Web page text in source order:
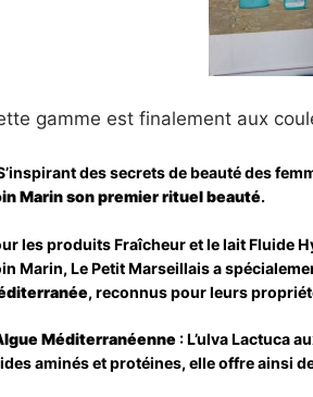
gamme est finalement aux
des secrets de beauté des
Marin son premier rituel beauté.
les produits Fraîcheur et le lait Fluide
Marin, Le Petit Marseillais a
, reconnus pour leurs
Méditerranéenne : L’ulva Lactuca
aminés et protéines, elle offre ainsi